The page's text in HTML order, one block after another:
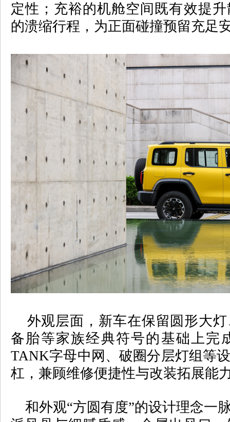
定性；充裕的机舱空间既有效提
的溃缩行程，为正面碰撞预留充足
外观层面，新车在保留圆形大灯
备胎等家族经典符号的基础上完
TANK字母中网、破圈分层灯组等
杠，兼顾维修便捷性与改装拓展能
和外观“方圆有度”的设计理念一